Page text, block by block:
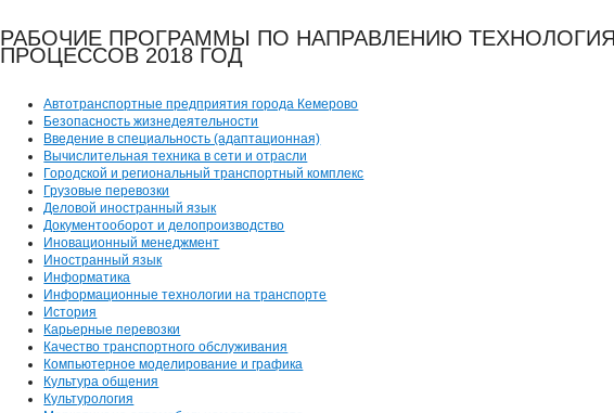
РАБОЧИЕ ПРОГРАММЫ ПО НАПРАВЛЕНИЮ
ПРОЦЕССОВ 2018 ГОД
Автотранспортные предприятия города Кемерово
Безопасность жизнедеятельности
Введение в специальность (адаптационная)
Вычислительная техника в сети и отрасли
Городской и региональный транспортный комплекс
Грузовые перевозки
Деловой иностранный язык
Документооборот и делопроизводство
Иновационный менеджмент
Иностранный язык
Информатика
Информационные технологии на транспорте
История
Карьерные перевозки
Качество транспортного обслуживания
Компьютерное моделирование и графика
Культура общения
Культурология